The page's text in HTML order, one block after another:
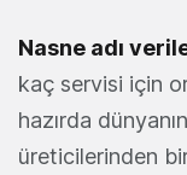
Nasne adı
kaç servisi için
hazırda
üreticilerinden